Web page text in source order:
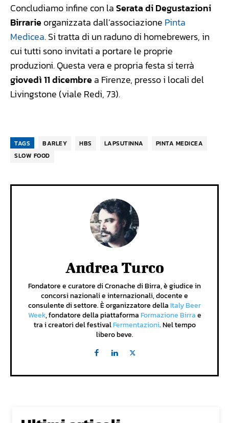
Concludiamo infine con laSerata di Degustazioni
Birrarieorganizzata dall’associazione Pinta
Medicea. Si tratta di un raduno di homebrewers, in
cui tutti sono invitati a portare le proprie
produzioni. Questa vera e propria festa si terrà
giovedì 11 dicembrea Firenze, presso i locali del
Livingstone (viale Redi, 73).
TAGS BARLEY HBS LAPSUTINNA
PINTA MEDICEA
SLOW FOOD
Andrea Turco
Fondatore e curatore di Cronache di Birra, è giudice in
concorsi nazionali e internazionali, docente e
consulente di settore. È organizzatore della Italy Beer
Week, fondatore della piattaforma Formazione Birrae
tra i creatori del festivalFermentazioni. Nel tempo
libero beve.